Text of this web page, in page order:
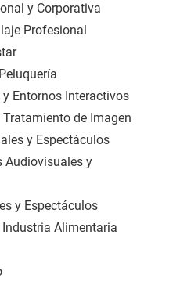
y Corporativa
Profesional
Entornos Interactivos
de Imagen
y Espectáculos
Audiovisuales y
y Espectáculos
Alimentaria